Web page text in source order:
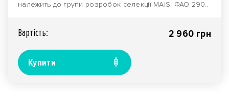
належить до групи розробок селекції MAIS. ФАО 290..
Вартiсть: 2 960 грн
Купити